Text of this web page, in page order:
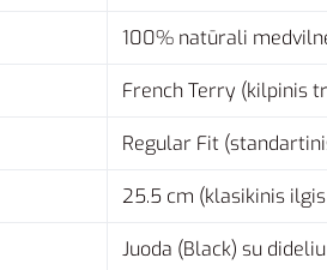
100% natūrali
French Terry (kilpinis
Regular Fit
25.5 cm (klasikinis
Juoda (Black) su